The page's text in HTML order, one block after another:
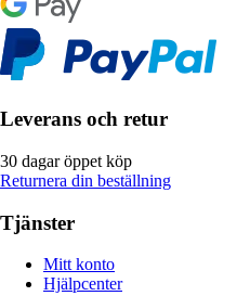
Leverans och retur
30 dagar öppet köp
Returnera din beställning
Tjänster
Mitt konto
Hjälpcenter